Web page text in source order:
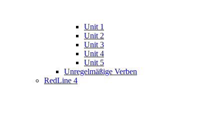
Unit 1
Unit 2
Unit 3
Unit 4
Unit 5
Unregelmäßige Verben
RedLine 4